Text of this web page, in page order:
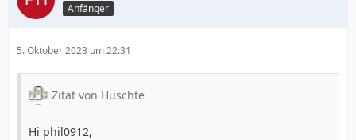
Anfänger
5. Oktober 2023 um 22:31
Zitat von Huschte
Hi phil0912,